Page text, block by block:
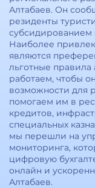
Алтабаев. Он
резиденты
субсидированием
Наиболее
являются
льготные
работаем, чтобы
возможности для
помогаем им в
кредитов,
специальных
мы перешли на
мониторинга,
цифровую
онлайн и
Алтабаев.